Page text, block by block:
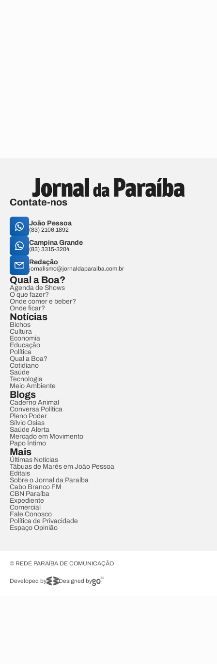
Contate-nos
João Pessoa
(83) 2106.1892
Campina Grande
(83) 3315-3204
Redação
jornalismo@jornaldaparaiba.com.br
Qual a Boa?
Agenda de Shows
O que fazer?
Onde comer e beber?
Onde ficar?
Notícias
Bichos
Cultura
Economia
Educação
Política
Qual a Boa?
Cotidiano
Saúde
Tecnologia
Meio Ambiente
Blogs
Caderno Animal
Conversa Política
Pleno Poder
Sílvio Osias
Saúde Alerta
Mercado em Movimento
Papo Íntimo
Mais
Últimas Notícias
Tábuas de Marés em João Pessoa
Editais
Sobre o Jornal da Paraíba
Cabo Branco FM
CBN Paraíba
Expediente
Comercial
Fale Conosco
Política de Privacidade
Espaço Opinião
© REDE PARAÍBA DE COMUNICAÇÃO
Developed by Designed by